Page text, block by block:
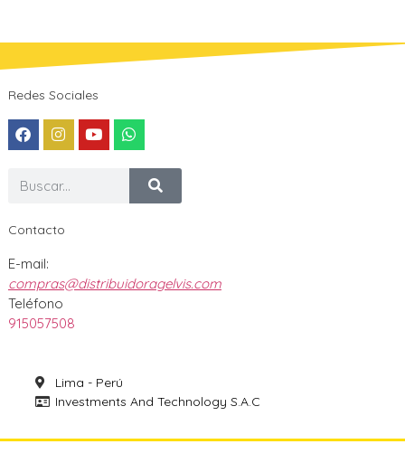
Redes Sociales
Contacto
E-mail:
compras@distribuidoragelvis.com
Teléfono
915057508
Lima - Perú
Investments And Technology S.A.C